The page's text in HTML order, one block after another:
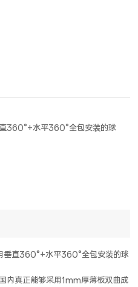
360°+水平360°全包安装的球
直360°+水平360°全包安装的球
真正能够采用1mm厚薄板双曲成